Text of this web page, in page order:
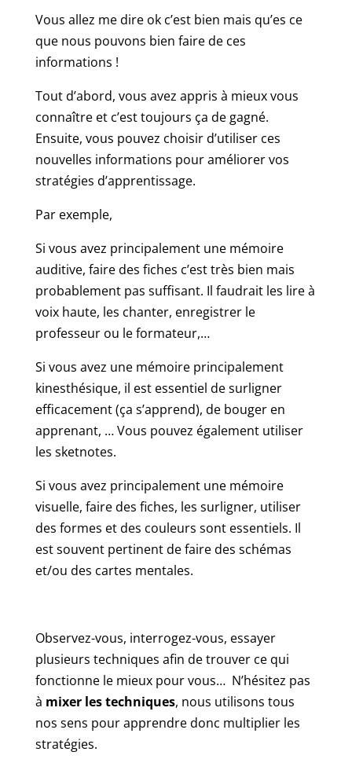
Vous allez me dire ok c’est bien mais qu’es ce
que nous pouvons bien faire de ces
informations !
Tout d’abord, vous avez appris à mieux vous
connaître et c’est toujours ça de gagné.
Ensuite, vous pouvez choisir d’utiliser ces
nouvelles informations pour améliorer vos
stratégies d’apprentissage.
Par exemple,
Si vous avez principalement une mémoire
auditive, faire des fiches c’est très bien mais
probablement pas suffisant. Il faudrait les lire à
voix haute, les chanter, enregistrer le
professeur ou le formateur,…
Si vous avez une mémoire principalement
kinesthésique, il est essentiel de surligner
efficacement (ça s’apprend), de bouger en
apprenant, … Vous pouvez également utiliser
les sketnotes.
Si vous avez principalement une mémoire
visuelle, faire des fiches, les surligner, utiliser
des formes et des couleurs sont essentiels. Il
est souvent pertinent de faire des schémas
et/ou des cartes mentales.
Observez-vous, interrogez-vous, essayer
plusieurs techniques afin de trouver ce qui
fonctionne le mieux pour vous… N’hésitez pas
à mixer les techniques, nous utilisons tous
nos sens pour apprendre donc multiplier les
stratégies.